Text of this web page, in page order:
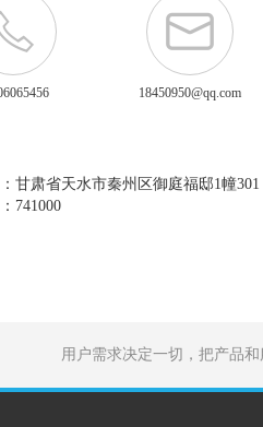
18450950@qq.com
甘肃省天水市秦州区御庭福邸1幢301
741000
用户需求决定一切，把产品